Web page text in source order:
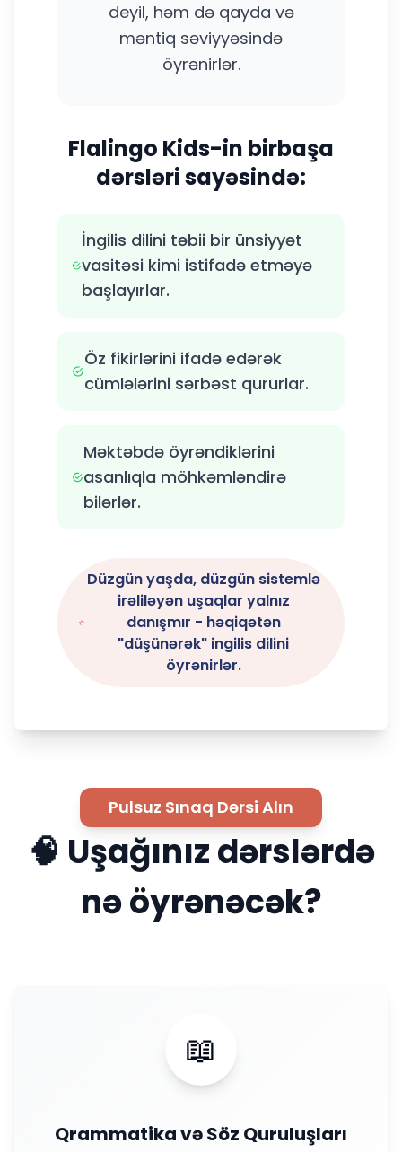
deyil, həm də qayda və
məntiq səviyyəsində
öyrənirlər.
Flalingo Kids-in birbaşa
dərsləri sayəsində:
İngilis dilini təbii bir ünsiyyət
vasitəsi kimi istifadə etməyə
başlayırlar.
Öz fikirlərini ifadə edərək
cümlələrini sərbəst qururlar.
Məktəbdə öyrəndiklərini
asanlıqla möhkəmləndirə
bilərlər.
Düzgün yaşda, düzgün sistemlə
irəliləyən uşaqlar yalnız
danışmır - həqiqətən
"düşünərək" ingilis dilini
öyrənirlər.
Pulsuz Sınaq Dərsi Alın
🧠 Uşağınız dərslərdə
nə öyrənəcək?
📖
Qrammatika və Söz Quruluşları